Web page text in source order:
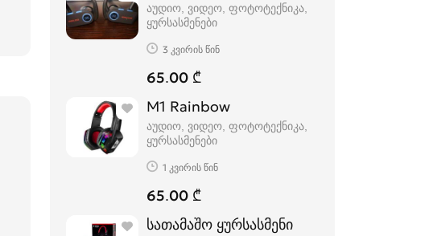
აუდიო, ვიდეო, ფოტოტექნიკა,
ყურსასმენები
3 კვირის წინ
65.00 ₾
M1 Rainbow
აუდიო, ვიდეო, ფოტოტექნიკა,
ყურსასმენები
1 კვირის წინ
65.00 ₾
სათამაშო ყურსასმენი